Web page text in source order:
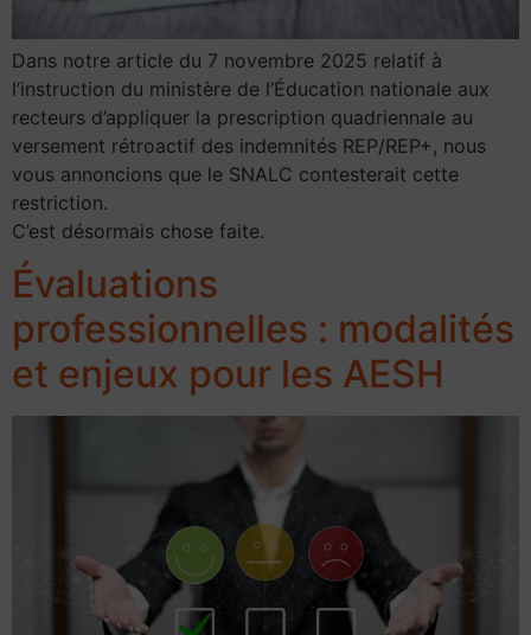
Dans notre article du 7 novembre 2025 relatif à
l’instruction du ministère de l’Éducation nationale aux
recteurs d’appliquer la prescription quadriennale au
versement rétroactif des indemnités REP/REP+, nous
vous annoncions que le SNALC contesterait cette
restriction.
C’est désormais chose faite.
Évaluations
professionnelles : modalités
et enjeux pour les AESH